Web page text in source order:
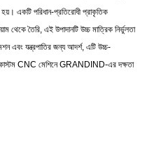
একটি পরিধান-প্রতিরোধী প্রাকৃতিক
থেকে তৈরি, এই উপাদানটি উচ্চ মাত্রিক নির্ভুলতা
এবং যন্ত্রপাতির জন্য আদর্শ, এটি উচ্চ-
কাস্টম CNC মেশিনে GRANDIND-এর দক্ষতা